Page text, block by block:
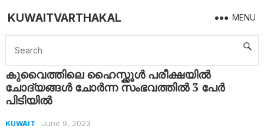
KUWAITVARTHAKAL MENU
Home Kuwait കുവൈത്തിലെ ഹൈസ്ക്കൂൾ പരീക്ഷയിൽ ചോദ്യങ്ങൾ ചോർന്ന സംഭവത്തിൽ 3 പേർ പിടിയിൽ
കുവൈത്തിലെ ഹൈസ്ക്കൂൾ പരീക്ഷയിൽ
ചോദ്യങ്ങൾ ചോർന്ന സംഭവത്തിൽ 3 പേർ
പിടിയിൽ
KUWAIT June 9, 2023